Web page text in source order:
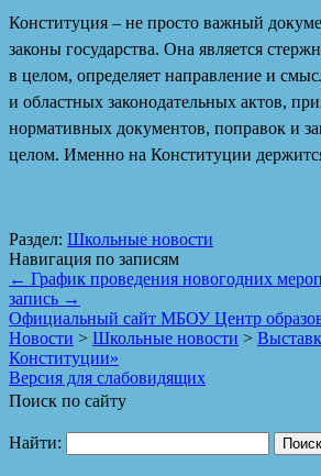
Конституция – не просто важный
законы государства. Она является
в целом, определяет направление и
и областных законодательных актов,
нормативных документов, поправок и
целом. Именно на Конституции
Раздел: Школьные новости
Навигация по записям
← График проведения новогодних
запись →
Официальный сайт МБОУ Центр
Новости > Школьные новости >
Конституции»
Версия для слабовидящих
Поиск по сайту
Найти: